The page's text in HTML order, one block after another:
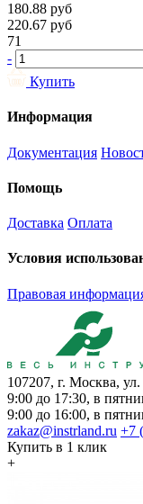
180.88 руб
220.67 руб
71
-
Купить
Информация
Документация
Помощь
Доставка Оплата
Условия
Правовая
107207, г. Москва,
9:00 до 17:30, в
9:00 до 16:00, в
zakaz@instrland.ru +7
Купить в 1 клик
+